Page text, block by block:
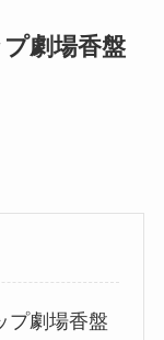
劇場香盤
プ劇場香盤